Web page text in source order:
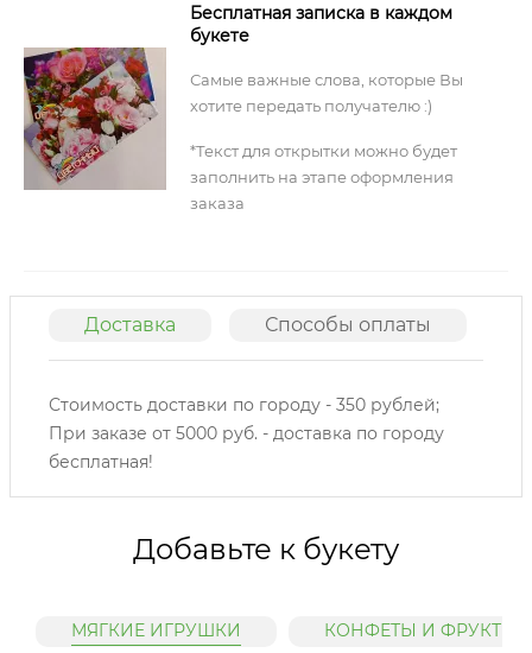
Бесплатная записка в каждом
букете
Самые важные слова, которые Вы
хотите передать получателю :)
*Текст для открытки можно будет
заполнить на этапе оформления
заказа
Доставка Способы оплаты
Стоимость доставки по городу - 350 рублей;
При заказе от 5000 руб. - доставка по городу
бесплатная!
Добавьте к букету
МЯГКИЕ ИГРУШКИ КОНФЕТЫ И ФРУКТЫ